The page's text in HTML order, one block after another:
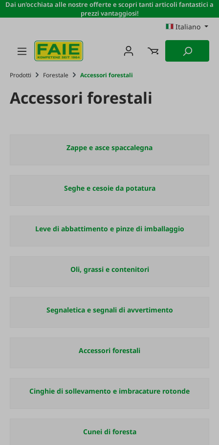
Passa al contenuto principale
Dai un'occhiata alle nostre offerte e scopri tanti articoli fantastici a
prezzi vantaggiosi!
Italiano
Prodotti Forestale Accessori forestali
Accessori forestali
Zappe e asce spaccalegna
Seghe e cesoie da potatura
Leve di abbattimento e pinze di imballaggio
Oli, grassi e contenitori
Segnaletica e segnali di avvertimento
Accessori forestali
Cinghie di sollevamento e imbracature rotonde
Cunei di foresta